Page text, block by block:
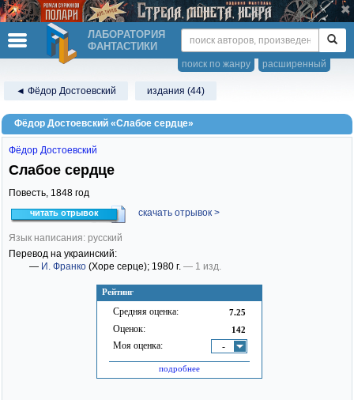
ЛАБОРАТОРИЯ
ФАНТАСТИКИ
расширенный
поиск по жанру
◄ Фёдор Достоевский издания (44)
Фёдор Достоевский «Слабое сердце»
Рейтинг
Средняя оценка: 7.25
Оценок: 142
Моя оценка: -
подробнее
Фёдор Достоевский
Слабое сердце
Повесть, 1848 год
читать отрывок скачать отрывок >
Язык написания: русский
Перевод на украинский:
— И. Франко (Хоре серце); 1980 г. — 1 изд.